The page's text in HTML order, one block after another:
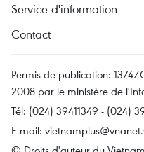
Service d'information
Contact
Permis de publication: 1374/
2008 par le ministère de
Tél: (024) 39411349 - (024)
E-mail: